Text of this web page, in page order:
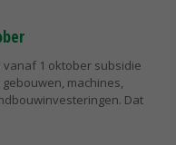
1 oktober subsidie
machines,
Dat